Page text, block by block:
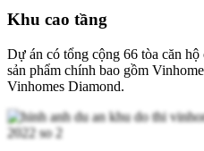
Khu cao tầng
Dự án có tổng cộng 66 tòa căn
sản phẩm chính bao gồm
Vinhomes Diamond.